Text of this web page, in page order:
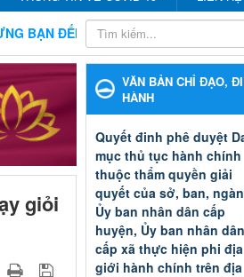
TIN PHÒNG GIÁO DỤC VÀ
giỏi
VĂN BẢN CHỈ ĐẠO,
HÀNH
Quyết đinh phê duyệt
mục thủ tục hành chính
thuộc thẩm quyền giải
quyết của sở, ban,
Ủy ban nhân dân cấp
huyện, Ủy ban nhân dân
cấp xã thực hiện phi địa
giới hành chính trên địa